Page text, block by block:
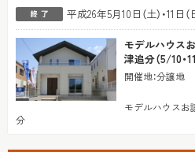
平成26年5月10日（土）・11日（
モデルハウス
津追分（5/10・11
開催地：分譲地
モデルハウスお
分